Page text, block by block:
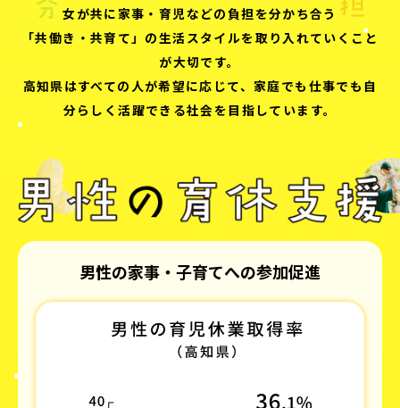
女が共に家事・育児などの負担を分かち合う
「共働き・共育て」の生活スタイルを取り入れていくこと
が大切です。
高知県はすべての人が希望に応じて、家庭でも仕事でも自
分らしく活躍できる社会を目指しています。
男性の家事・子育てへの参加促進